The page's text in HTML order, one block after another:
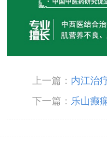
上一篇： 内江治
何护理?下一篇： 乐山癫
够母乳喂养吗?